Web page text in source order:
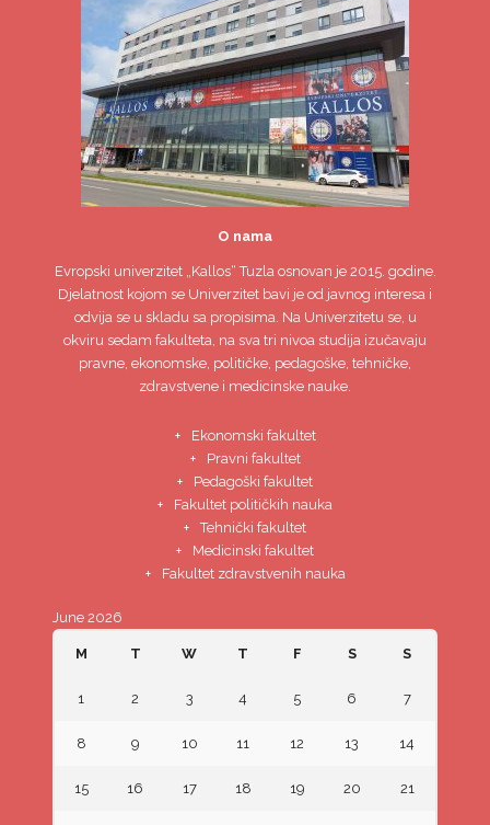
O nama
Evropski univerzitet„Kallos“ Tuzla osnovan je 2015. godine.
Djelatnost kojom se Univerzitet bavi je od javnog interesa i
odvija se u skladu sa propisima. Na Univerzitetu se, u
okviru sedam fakulteta, na sva tri nivoa studija izučavaju
pravne, ekonomske, političke, pedagoške, tehničke,
zdravstvene i medicinske nauke.
Ekonomski fakultet
Pravni fakultet
Pedagoški fakultet
Fakultet političkih nauka
Tehnički fakultet
Medicinski fakultet
Fakultet zdravstvenih nauka
June 2026
M T W T F S S
1 2 3 4 5 6 7
8 9 10 11 12 13 14
15 16 17 18 19 20 21